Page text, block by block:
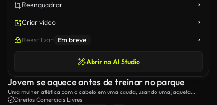
Reenquadrar
Criar vídeo
Reestilizar Em breve
Abrir no AI Studio
Jovem se aquece antes de treinar no parque
Uma mulher atlética com o cabelo em uma cauda, usando uma jaqueta
esportiva vermelha e calças cinzentas, está no meio de sua rotina de fitness.
Direitos Comerciais Livres